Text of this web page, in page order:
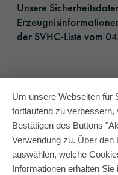
Unsere
der SVHC-Liste vom
Um unsere Webseiten für
fortlaufend zu
Bestätigen des Buttons
Verwendung zu. Über den
auswählen, welche
Informationen erhalten Sie